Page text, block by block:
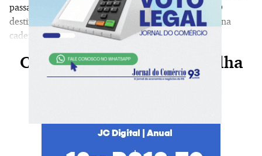
passar a afetar crédito, caixa e conformidade fiscal. O
destinatário passa a ter uma função muito mais ativa na
cadeia tributária.”Izaias Miguel, co-CEO da V360.
Continue sua leitura, escolha
seu plano agora!